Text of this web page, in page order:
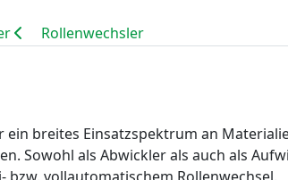
Rollenwechsler
breites Einsatzspektrum an
Sowohl als Abwickler als auch als